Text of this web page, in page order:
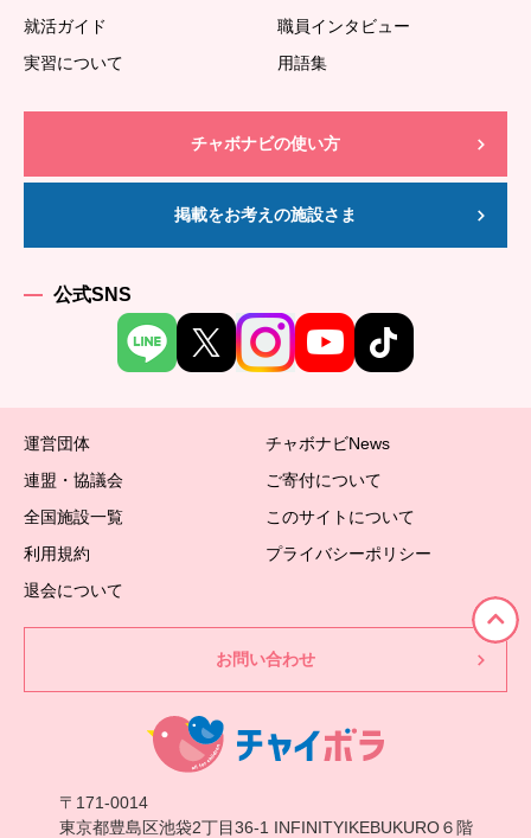
就活ガイド
職員インタビュー
実習について
用語集
チャボナビの使い方
掲載をお考えの施設さま
公式SNS
運営団体
チャボナビNews
連盟・協議会
ご寄付について
全国施設一覧
このサイトについて
利用規約
プライバシーポリシー
退会について
お問い合わせ
〒171-0014
東京都豊島区池袋2丁目36-1 INFINITYIKEBUKURO６階